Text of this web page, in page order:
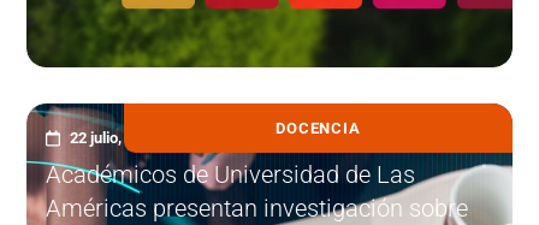
DOCENCIA
22 julio, 2026
Académicos de Universidad de Las
Américas presentan investigación sobre